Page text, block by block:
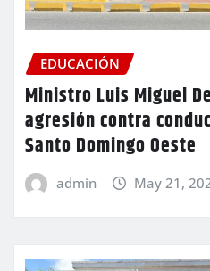
EDUCACIÓN
Ministro Luis Miguel
agresión contra
Santo Domingo Oeste
admin May 21,